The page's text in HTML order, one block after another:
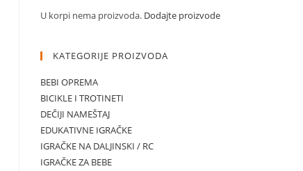
U korpi nema proizvoda. Dodajte proizvode
KATEGORIJE PROIZVODA
BEBI OPREMA
BICIKLE I TROTINETI
DEČIJI NAMEŠTAJ
EDUKATIVNE IGRAČKE
IGRAČKE NA DALJINSKI / RC
IGRAČKE ZA BEBE